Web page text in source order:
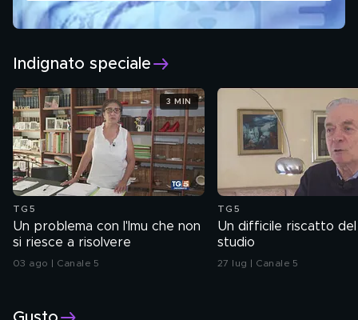
Indignato speciale
TG5
Un problema con l'Imu che non
si riesce a risolvere
03 ago | Canale 5
3 MIN
TG5
Un difficile riscatto
studio
27 lug | Canale 5